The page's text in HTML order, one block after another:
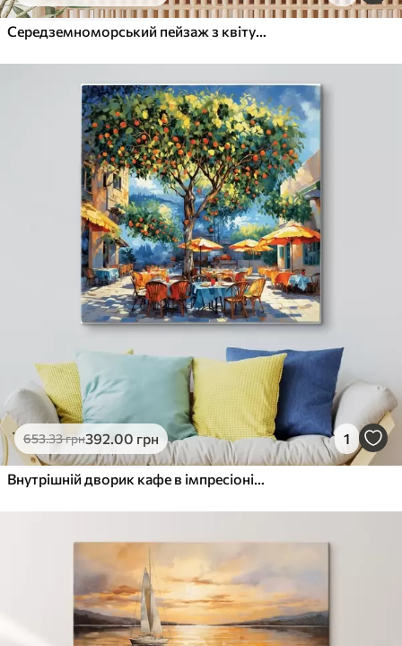
Середземноморський пейзаж з квітучою терасою в художньому стилі
653.33грн392.00 грн 1
Внутрішній дворик кафе в імпресіоністському стилі з деревом і парасольками